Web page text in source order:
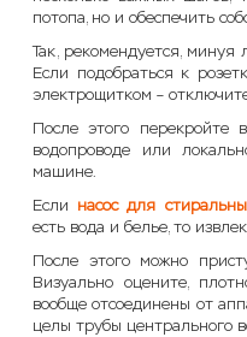
потопа, но и обеспечить
Так, рекомендуется, минуя
Если подобраться к
электрощитком –
После этого перекройте
водопроводе или
машине.
Если насос для
есть вода и белье, то
После этого можно
Визуально оцените,
вообще отсоединены от
целы трубы центрального